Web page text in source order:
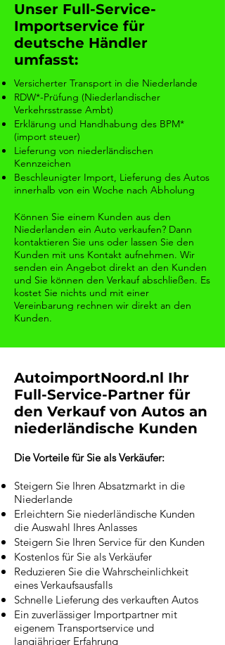
Unser Full-Service-
Importservice für
deutsche Händler
umfasst:
Versicherter Transport in die Niederlande
RDW*-Prüfung (Niederlandischer
Verkehrsstrasse Ambt)
Erklärung und Handhabung des BPM*
(import steuer)
Lieferung von niederländischen
Kennzeichen
Beschleunigter Import, Lieferung des Autos
innerhalb von ein Woche nach Abholung
Können Sie einem Kunden aus den
Niederlanden ein Auto verkaufen? Dann
kontaktieren Sie uns oder lassen Sie den
Kunden mit uns Kontakt aufnehmen. Wir
senden ein Angebot direkt an den Kunden
und Sie können den Verkauf abschließen. Es
kostet Sie nichts und mit einer
Vereinbarung rechnen wir direkt an den
Kunden.
AutoimportNoord.nl Ihr
Full-Service-Partner für
den Verkauf von Autos an
niederländische Kunden
Die Vorteile für Sie als Verkäufer:
Steigern Sie Ihren Absatzmarkt in die
Niederlande
Erleichtern Sie niederländische Kunden
die Auswahl Ihres Anlasses
Steigern Sie Ihren Service für den Kunden
Kostenlos für Sie als Verkäufer
Reduzieren Sie die Wahrscheinlichkeit
eines Verkaufsausfalls
Schnelle Lieferung des verkauften Autos
Ein zuverlässiger Importpartner mit
eigenem Transportservice und
langjähriger Erfahrung